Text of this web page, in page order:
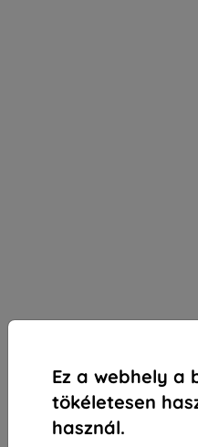
Ez a webhely a
tökéletesen
használ.